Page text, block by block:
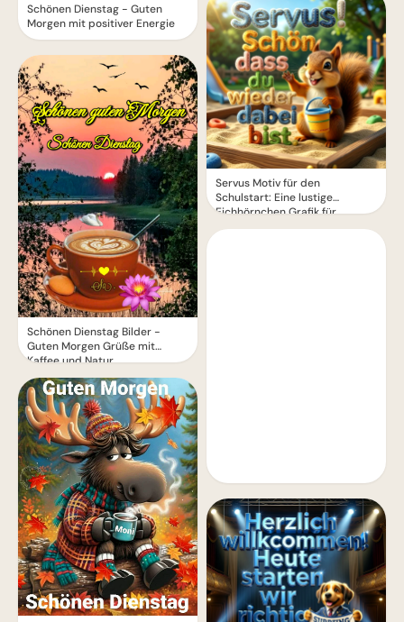
Schönen Dienstag - Guten
Morgen mit positiver Energie
Schönen Dienstag Bilder -
Guten Morgen Grüße mit
Kaffee und Natur
Servus Motiv für den
Schulstart: Eine lustige
Eichhörnchen Grafik für
WhatsApp